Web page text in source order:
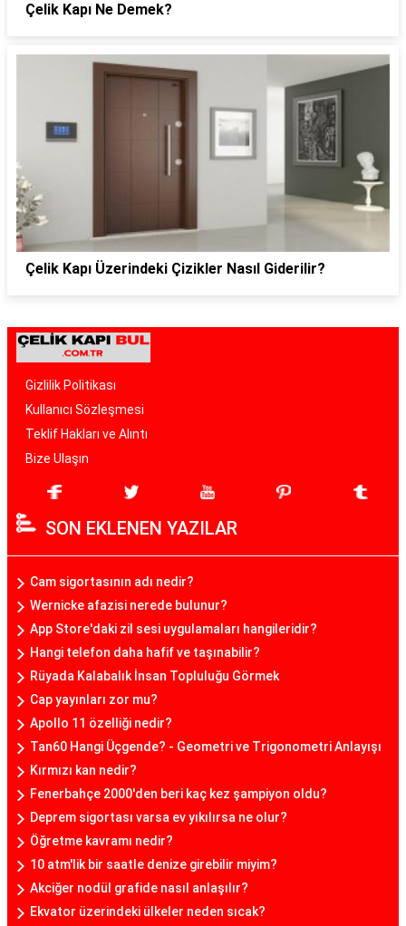
Çelik Kapı Ne Demek?
Çelik Kapı Üzerindeki Çizikler Nasıl Giderilir?
Gizlilik Politikası
Kullanıcı Sözleşmesi
Teklif Hakları ve Alıntı
Bize Ulaşın
SON EKLENEN YAZILAR
Cam sigortasının adı nedir?
Wernicke afazisi nerede bulunur?
App Store'daki zil sesi uygulamaları hangileridir?
Hangi telefon daha hafif ve taşınabilir?
Rüyada Kalabalık İnsan Topluluğu Görmek
Cap yayınları zor mu?
Apollo 11 özelliği nedir?
Tan60 Hangi Üçgende? - Geometri ve Trigonometri Anlayışı
Kırmızı kan nedir?
Fenerbahçe 2000'den beri kaç kez şampiyon oldu?
Deprem sigortası varsa ev yıkılırsa ne olur?
Öğretme kavramı nedir?
10 atm'lik bir saatle denize girebilir miyim?
Akciğer nodül grafide nasıl anlaşılır?
Ekvator üzerindeki ülkeler neden sıcak?